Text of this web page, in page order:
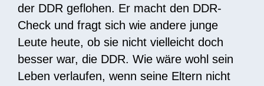
der DDR geflohen. Er macht den DDR-
Check und fragt sich wie andere junge
Leute heute, ob sie nicht vielleicht doch
besser war, die DDR. Wie wäre wohl sein
Leben verlaufen, wenn seine Eltern nicht